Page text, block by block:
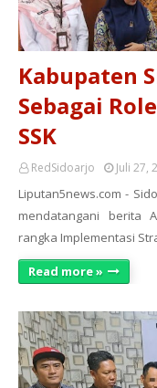
Kabupaten
Sebagai
SSK
RedSidoarjo Juli 27,
Liputan5news.com -
mendatangani berita
rangka Implementasi
Read more »